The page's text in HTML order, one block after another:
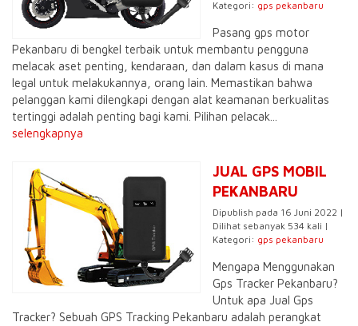
Kategori: gps pekanbaru
Pasang gps motor
Pekanbaru di bengkel terbaik untuk membantu pengguna
melacak aset penting, kendaraan, dan dalam kasus di mana
legal untuk melakukannya, orang lain. Memastikan bahwa
pelanggan kami dilengkapi dengan alat keamanan berkualitas
tertinggi adalah penting bagi kami. Pilihan pelacak...
selengkapnya
JUAL GPS MOBIL
PEKANBARU
Dipublish pada 16 Juni 2022 |
Dilihat sebanyak 534 kali |
Kategori: gps pekanbaru
Mengapa Menggunakan
Gps Tracker Pekanbaru?
Untuk apa Jual Gps
Tracker? Sebuah GPS Tracking Pekanbaru adalah perangkat